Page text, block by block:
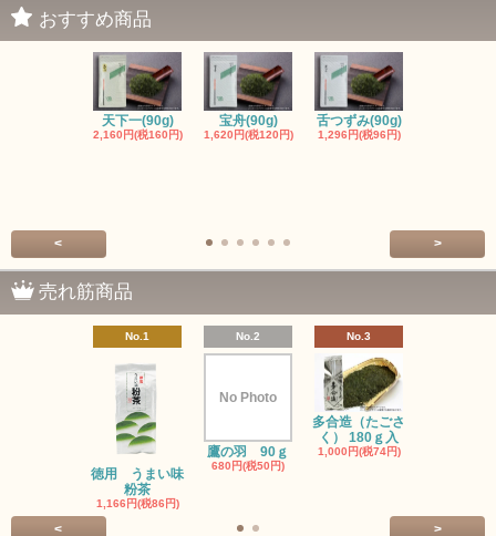
おすすめ商品
天下一(90g)
2,160円(税160円)
宝舟(90g)
1,620円(税120円)
舌つずみ(90g)
1,296円(税96円)
< >
売れ筋商品
No.1
徳用 うまい味
粉茶
1,166円(税86円)
No.2
No Photo
鷹の羽 90ｇ
680円(税50円)
No.3
多合造（たごさ
く） 180ｇ入
1,000円(税74円)
< >